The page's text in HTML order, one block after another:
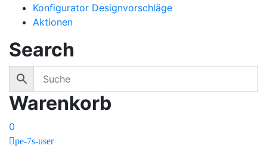
Konfigurator Designvorschläge
Aktionen
Search
Warenkorb
0
pe-7s-user